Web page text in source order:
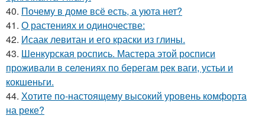
40. Почему в доме всё есть, а уюта нет?
41. О растениях и одиночестве:
42. Исаак левитан и его краски из глины.
43. Шенкурская роспись. Мастера этой росписи
проживали в селениях по берегам рек ваги, устьи и
кокшеньги.
44. Хотите по-настоящему высокий уровень комфорта
на реке?